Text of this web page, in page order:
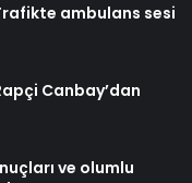
ambulans sesi
Canbay’dan
ve olumlu